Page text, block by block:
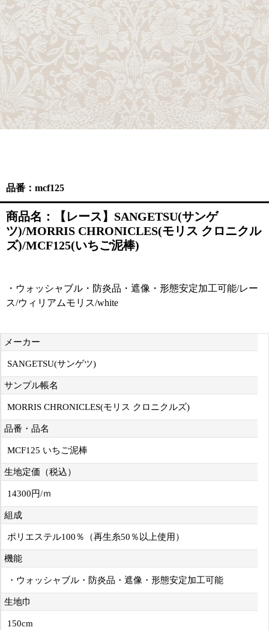
品番：mcf125
商品名：【レース】SANGETSU(サンゲ
ツ)/MORRIS CHRONICLES(モリス クロニクル
ズ)/MCF125(いちご泥棒)
・ウォッシャブル・防炎品・遮像・形態安定加工可能/レー
ス/ウィリアムモリス/white
メーカー
SANGETSU(サンゲツ)
サンプル帳名
MORRIS CHRONICLES(モリス クロニクルズ)
品番・品名
MCF125 いちご泥棒
生地定価（税込）
14300円/ｍ
組成
ポリエステル100％（再生糸50％以上使用）
機能
・ウォッシャブル・防炎品・遮像・形態安定加工可能
生地巾
150cm